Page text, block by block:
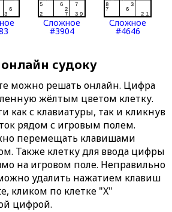
Сложное
#3904
Сложное
#4646
судоку
можно решать онлайн. Цифра
жёлтым цветом клетку.
как с клавиатуры, так и кликнув
рядом с игровым полем.
перемещать клавишами
Также клетку для ввода цифры
на игровом поле. Неправильно
удалить нажатием клавиш
кликом по клетке "X"
цифрой.